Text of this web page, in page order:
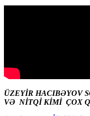
ÜZEYİR HACIBƏYOV
VƏ NİTQİ KİMİ ÇOX